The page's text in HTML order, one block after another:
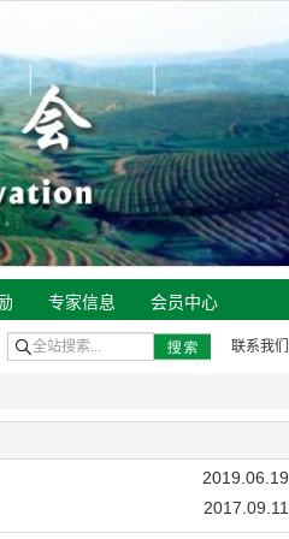
专家信息 会员中心
联系我们
2019.06.19
2017.09.11